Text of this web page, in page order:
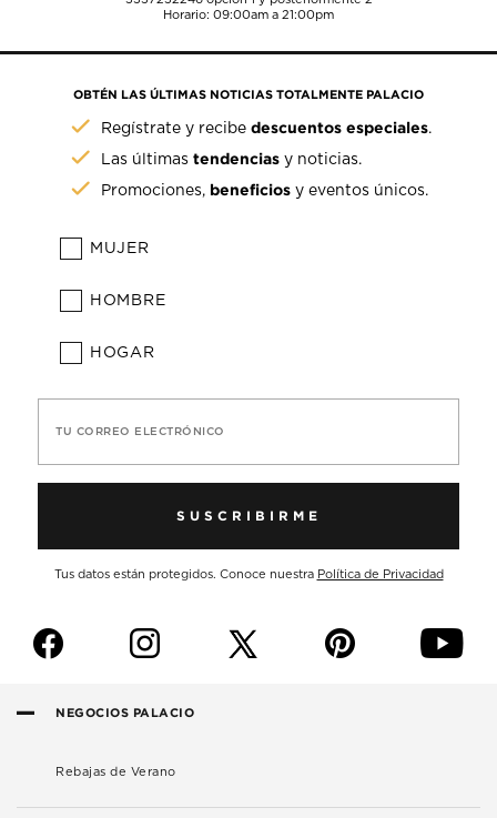
Horario: 09:00am a 21:00pm
OBTÉN LAS ÚLTIMAS NOTICIAS TOTALMENTE PALACIO
Regístrate y recibedescuentos especiales.
Las últimastendencias y noticias.
Promociones, beneficios y eventos únicos.
MUJER
HOMBRE
HOGAR
TU CORREO ELECTRÓNICO
SUSCRIBIRME
Tus datos están protegidos. Conoce nuestra Política de Privacidad
f i p y
NEGOCIOS PALACIO
Rebajas de Verano